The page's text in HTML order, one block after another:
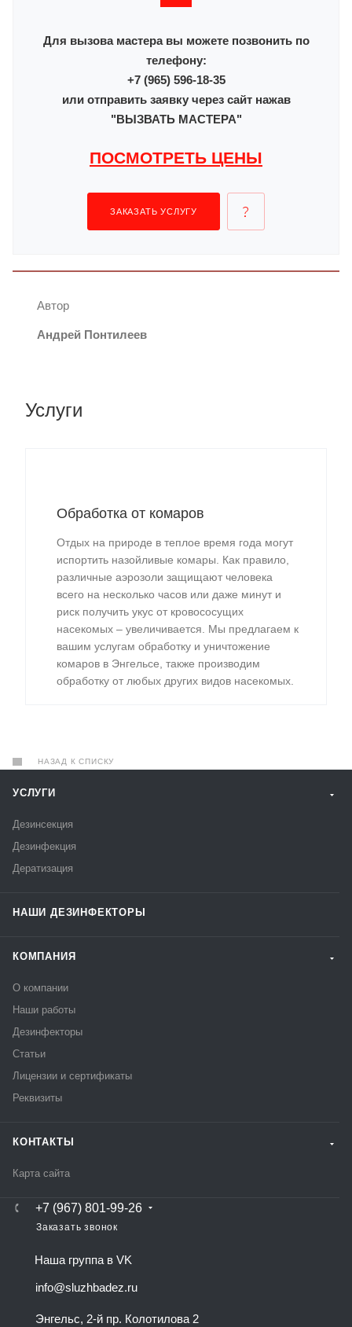
Для вызова мастера вы можете позвонить по
телефону:
+7 (965) 596-18-35
или отправить заявку через сайт нажав
"ВЫЗВАТЬ МАСТЕРА"
ПОСМОТРЕТЬ ЦЕНЫ
ЗАКАЗАТЬ УСЛУГУ
Автор
Андрей Понтилеев
Услуги
Обработка от комаров
Отдых на природе в теплое время года могут
испортить назойливые комары. Как правило,
различные аэрозоли защищают человека
всего на несколько часов или даже минут и
риск получить укус от кровососущих
насекомых – увеличивается. Мы предлагаем к
вашим услугам обработку и уничтожение
комаров в Энгельсе, также производим
обработку от любых других видов насекомых.
НАЗАД К СПИСКУ
УСЛУГИ
Дезинсекция
Дезинфекция
Дератизация
НАШИ ДЕЗИНФЕКТОРЫ
КОМПАНИЯ
О компании
Наши работы
Дезинфекторы
Статьи
Лицензии и сертификаты
Реквизиты
КОНТАКТЫ
Карта сайта
+7 (967) 801-99-26
Заказать звонок
Наша группа в VK
info@sluzhbadez.ru
Энгельс, 2-й пр. Колотилова 2